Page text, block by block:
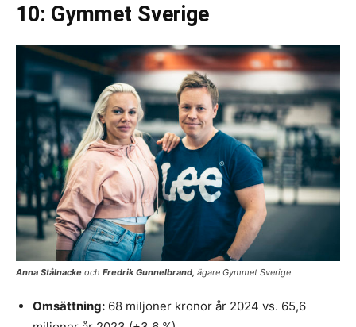
10: Gymmet Sverige
Anna Stålnacke och Fredrik Gunnelbrand, ägare Gymmet Sverige
Omsättning: 68 miljoner kronor år 2024 vs. 65,6